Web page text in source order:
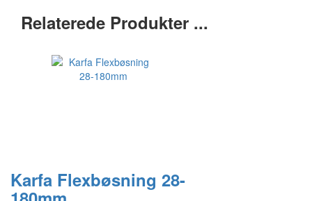
Relaterede Produkter ...
Karfa Flexbøsning 28-